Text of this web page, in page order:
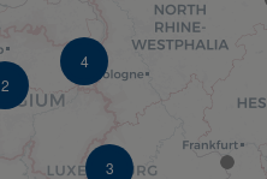
4
2
3